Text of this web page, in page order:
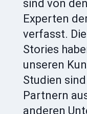
sind von
Experten
verfasst.
Stories
unseren
Studien
Partnern
anderen